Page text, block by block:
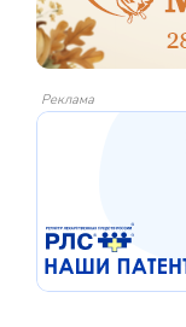
Реклама